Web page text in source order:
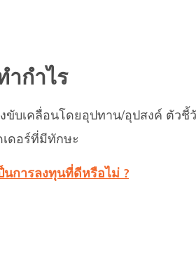
กำไร
บเคลื่อนโดยอุปทาน/อุปสงค์ ตัวชี้
เดอร์ที่มีทักษะ
นการลงทุนที่ดีหรือไม่ ?